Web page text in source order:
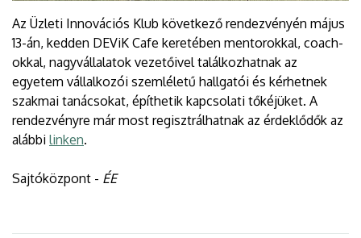
Az Üzleti Innovációs Klub következő rendezvényén május
13-án, kedden DEViK Cafe keretében mentorokkal, coach-
okkal, nagyvállalatok vezetőivel találkozhatnak az
egyetem vállalkozói szemléletű hallgatói és kérhetnek
szakmai tanácsokat, építhetik kapcsolati tőkéjüket. A
rendezvényre már most regisztrálhatnak az érdeklődők az
alábbi linken.
Sajtóközpont - ÉE